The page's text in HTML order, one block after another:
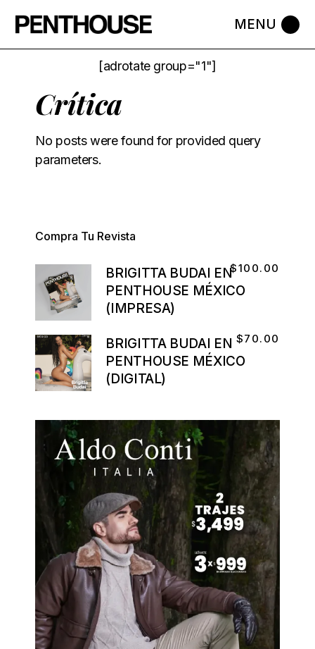
[adrotate group="1"]
Crítica
No posts were found for provided query
parameters.
Compra Tu Revista
BRIGITTA BUDAI EN
PENTHOUSE MÉXICO
(IMPRESA)
$100.00
BRIGITTA BUDAI EN
PENTHOUSE MÉXICO
(DIGITAL)
$70.00